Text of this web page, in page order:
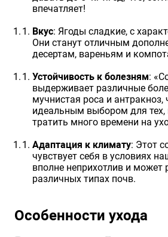
впечатляет!
Вкус: Ягоды сладкие, с
Они станут отличным
десертам, вареньям и
Устойчивость к болезням:
выдерживает различные
мучнистая роса и антракноз,
идеальным выбором для тех,
тратить много времени на
Адаптация к климату: Этот
чувствует себя в условиях
вполне неприхотлив и может
различных типах почв.
Особенности ухода